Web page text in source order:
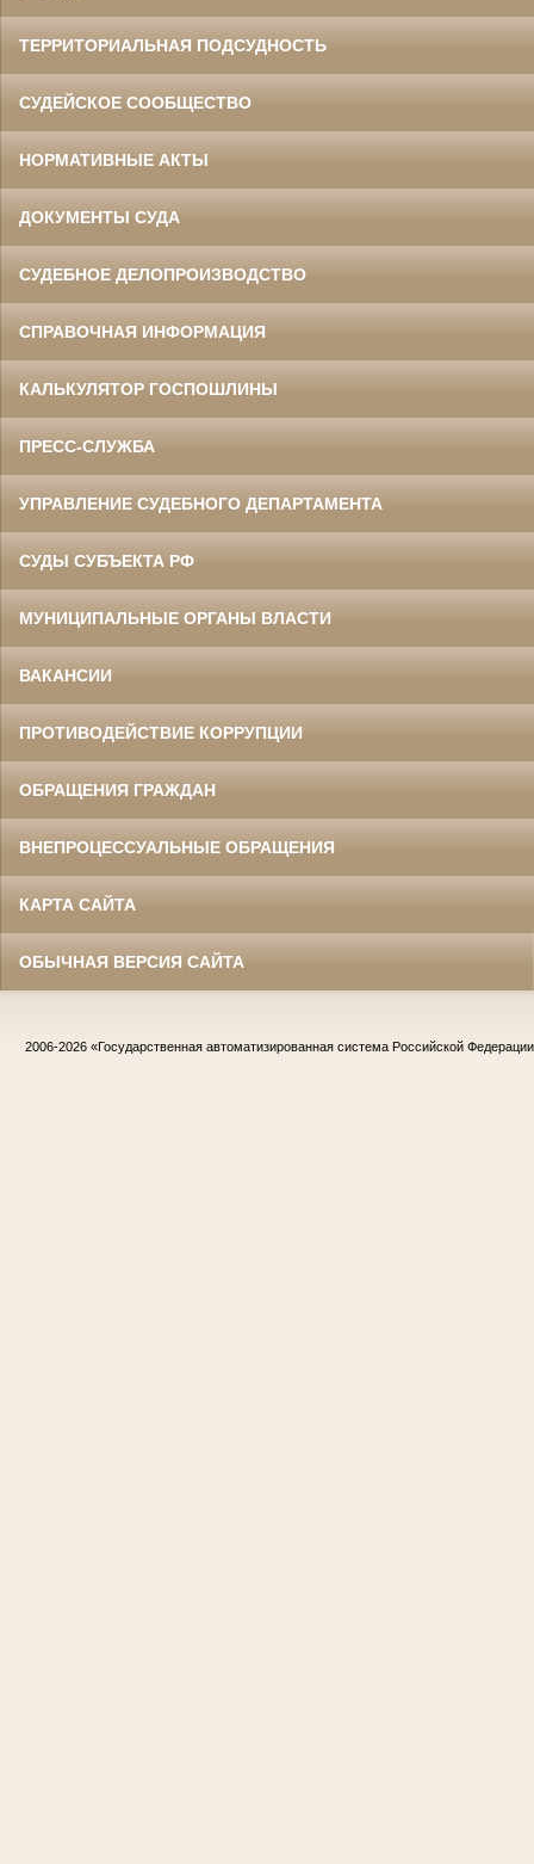
ТЕРРИТОРИАЛЬНАЯ ПОДСУДНОСТЬ
СУДЕЙСКОЕ СООБЩЕСТВО
НОРМАТИВНЫЕ АКТЫ
ДОКУМЕНТЫ СУДА
СУДЕБНОЕ ДЕЛОПРОИЗВОДСТВО
СПРАВОЧНАЯ ИНФОРМАЦИЯ
КАЛЬКУЛЯТОР ГОСПОШЛИНЫ
ПРЕСС-СЛУЖБА
УПРАВЛЕНИЕ СУДЕБНОГО ДЕПАРТАМЕНТА
СУДЫ СУБЪЕКТА РФ
МУНИЦИПАЛЬНЫЕ ОРГАНЫ ВЛАСТИ
ВАКАНСИИ
ПРОТИВОДЕЙСТВИЕ КОРРУПЦИИ
ОБРАЩЕНИЯ ГРАЖДАН
ВНЕПРОЦЕССУАЛЬНЫЕ ОБРАЩЕНИЯ
КАРТА САЙТА
ОБЫЧНАЯ ВЕРСИЯ САЙТА
2006-2026 «Государственная автоматизированная система Российской